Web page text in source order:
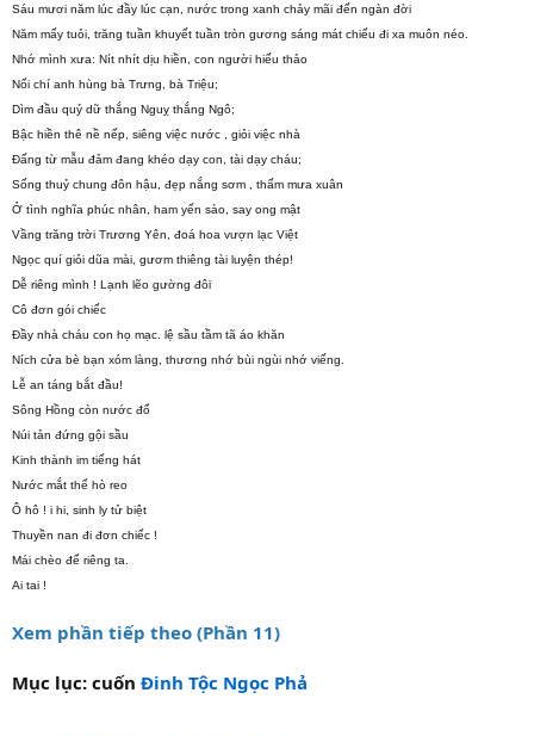
Sáu mươi năm lúc đầy lúc cạn, nước trong xanh chảy mãi đến ngàn đời
Năm mấy tuỏi, trăng tuần khuyết tuần tròn gương sáng mát chiếu đi xa muôn néo.
Nhớ mình xưa: Nít nhít dịu hiền, con người hiếu thảo
Nối chí anh hùng bà Trưng, bà Triệu;
Dìm đầu quỷ dữ thắng Nguỵ thắng Ngô;
Bậc hiền thê nề nếp, siêng việc nước , giỏi việc nhà
Đấng từ mẫu đảm đang khéo dạy con, tài dạy cháu;
Sống thuỷ chung đôn hậu, đẹp nắng sơm , thấm mưa xuân
Ở tình nghĩa phúc nhân, ham yến sào, say ong mật
Vầng trăng trời Trương Yên, đoá hoa vượn lạc Việt
Ngọc quí giỏi dũa mài, gươm thiêng tài luyện thép!
Dễ riêng mình ! Lạnh lẽo gường đôi
Cô đơn gói chiếc
Đầy nhà cháu con họ mạc. lệ sầu tầm tã áo khăn
Ních cửa bè bạn xóm làng, thương nhớ bùi ngùi nhớ viếng.
Lễ an táng bắt đầu!
Sông Hồng còn nước đổ
Núi tản đứng gội sầu
Kinh thành im tiếng hát
Nước mắt thế hò reo
Ô hô ! i hi, sinh ly tử biệt
Thuyền nan đi đơn chiếc !
Mái chèo để riêng ta.
Ai tai !
Xem phần tiếp theo (Phần 11)
Mục lục: cuốn Đinh Tộc Ngọc Phả